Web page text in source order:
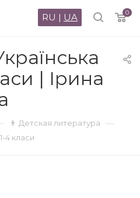
0
RU | UA
| Ірина
👨 Детская литература —
4 класи